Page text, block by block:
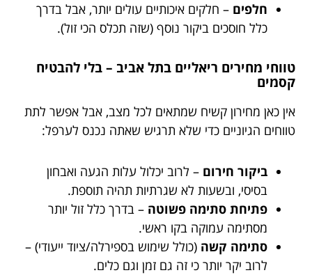
חלפים – חלקים איכותיים עולים יותר, אבל בדרך
כלל חוסכים ביקור נוסף (שזה תכלס הכי זול).
טווחי מחירים ריאליים בתל אביב – בלי להבטיח
קסמים
אין כאן מחירון קשיח שמתאים לכל מצב, אבל אפשר לתת
טווחים הגיוניים כדי שלא תרגיש שאתה נכנס לערפל:
ביקור חירום – לרוב יכלול עלות הגעה ואבחון
בסיסי, ובשעות לא שגרתיות תהיה תוספת.
פתיחת סתימה פשוטה – בדרך כלל זול יותר
מסתימה עמוקה בקו ראשי.
סתימה קשה (כולל שימוש בספירלה/ציוד ייעודי) –
לרוב יקר יותר כי זה גם זמן וגם כלים.